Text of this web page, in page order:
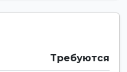
Требуются